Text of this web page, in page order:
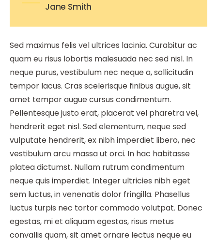
Jane Smith
Sed maximus felis vel ultrices lacinia. Curabitur ac
quam eu risus lobortis malesuada nec sed nisl. In
neque purus, vestibulum nec neque a, sollicitudin
tempor lacus. Cras scelerisque finibus augue, sit
amet tempor augue cursus condimentum.
Pellentesque justo erat, placerat vel pharetra vel,
hendrerit eget nisl. Sed elementum, neque sed
vulputate hendrerit, ex nibh imperdiet libero, nec
vestibulum arcu massa ut orci. In hac habitasse
platea dictumst. Nullam rutrum condimentum
neque quis imperdiet. Integer ultricies nibh eget
sem luctus, in venenatis dolor fringilla. Phasellus
luctus turpis nec tortor commodo volutpat. Donec
egestas, mi et aliquam egestas, risus metus
convallis quam, sit amet ornare lectus neque eu